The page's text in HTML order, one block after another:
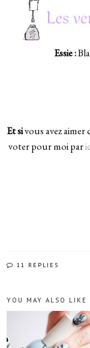
Essie :
Et sivous avez aimer
voter pour moi par
11 REPLIES
YOU MAY ALSO LIKE